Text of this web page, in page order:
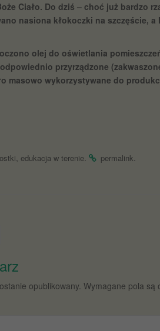
Ciało. Do dziś – choć już bardzo
nasiona kłokoczki na szczęście,
olej do oświetlania
przyrządzone
masowo wykorzystywane do
, edukacja w terenie. permalink.
opublikowany. Wymagane pola są